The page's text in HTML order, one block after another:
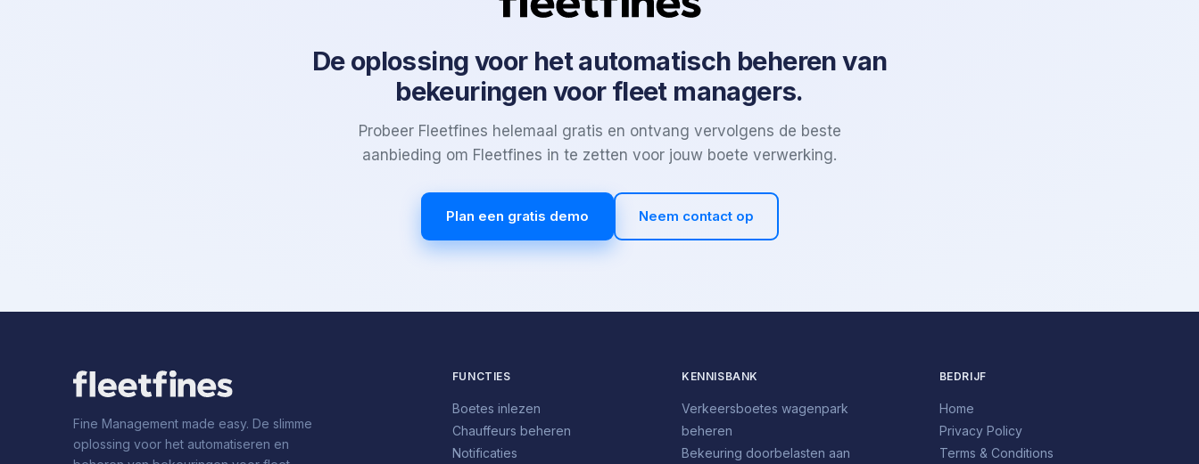
De oplossing voor het automatisch beheren van
bekeuringen voor fleet managers.
Probeer Fleetfines helemaal gratis en ontvang vervolgens de beste
aanbieding om Fleetfines in te zetten voor jouw boete verwerking.
Plan een gratis demo Neem contact op
Fine Management made easy. De slimme
oplossing voor het automatiseren en
FUNCTIES
Boetes inlezen
Chauffeurs beheren
Notificaties
KENNISBANK
Verkeersboetes wagenpark
beheren
Bekeuring doorbelasten aan
BEDRIJF
Home
Privacy Policy
Terms & Conditions